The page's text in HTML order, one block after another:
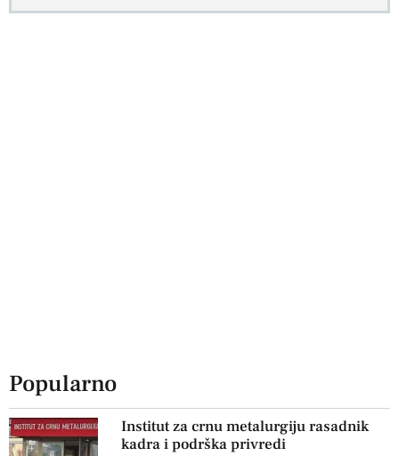
Popularno
Institut za crnu metalurgiju rasadnik
kadra i podrška privredi